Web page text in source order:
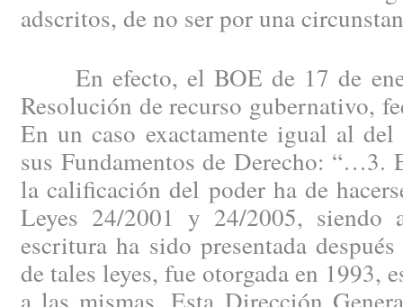
adscritos, de no ser por una
En efecto, el BOE de 17 de
Resolución de recurso gubernativo,
En un caso exactamente igual al del
sus Fundamentos de Derecho: “…3.
la calificación del poder ha de
Leyes 24/2001 y 24/2005, siendo
escritura ha sido presentada
de tales leyes, fue otorgada en 1993,
a las mismas. Esta Dirección